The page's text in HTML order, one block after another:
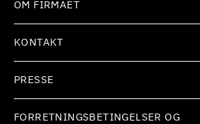
OM FIRMAET
KONTAKT
PRESSE
FORRETNINGSBETINGELSER OG